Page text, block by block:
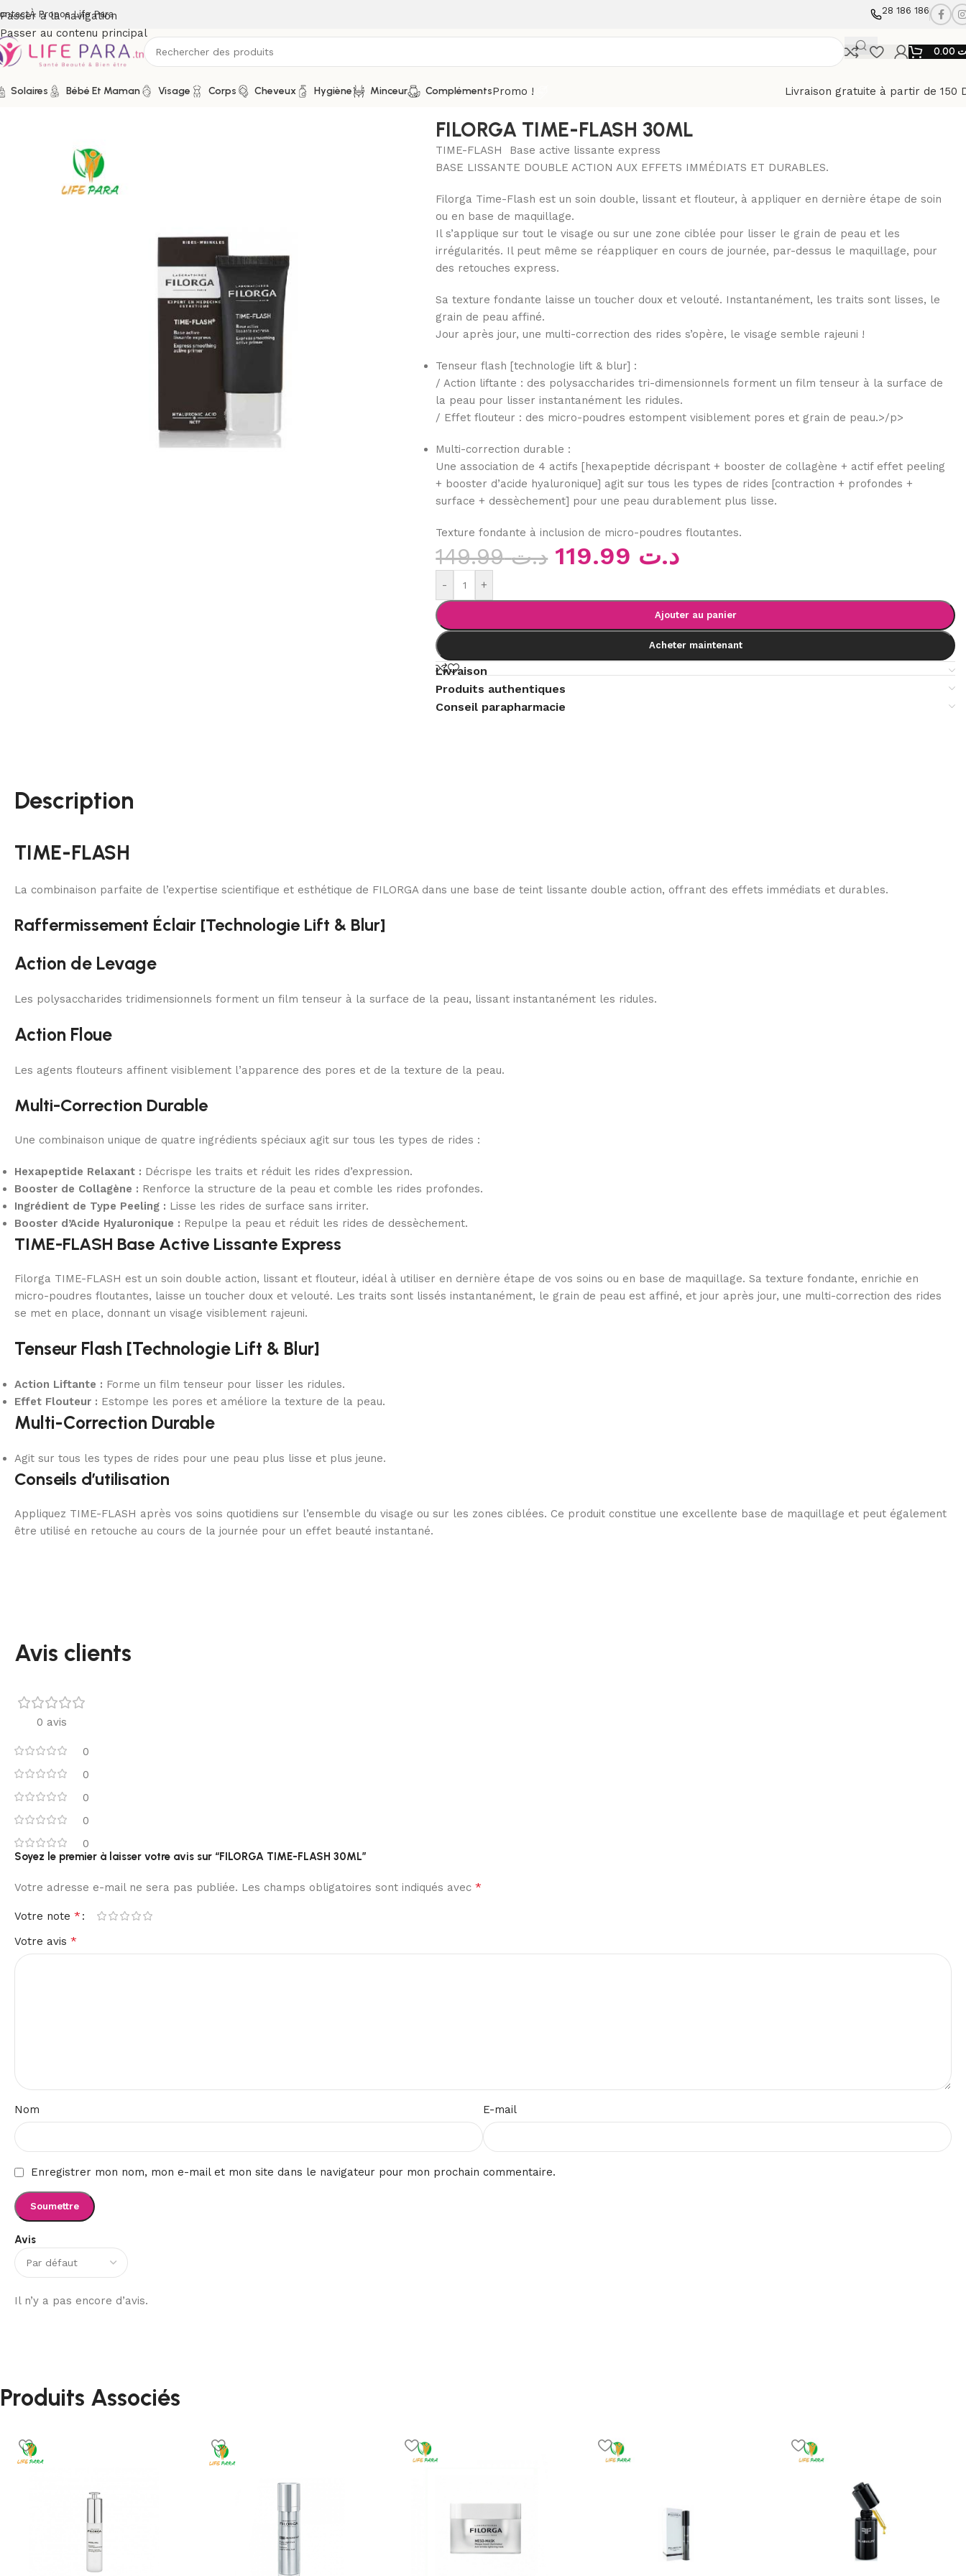
Passer à la navigation
Passer au contenu principal
À Propos Life Para 28 186 186
Solaires Bébé Et Maman Visage Corps Cheveux Hygiène Minceur ComplémentsPromo !
Livraison gratuite à partir de 150
/Boutique Soins anti-âge et anti-rides Rides installées FILORGA TIME-FLASH 30ML
FILORGA TIME-FLASH 30ML
TIME-FLASH Base active lissante express
BASE LISSANTE DOUBLE ACTION AUX EFFETS IMMÉDIATS ET DURABLES.
Filorga Time-Flash est un soin double, lissant et flouteur, à appliquer en dernière étape de soin
ou en base de maquillage.
Il s’applique sur tout le visage ou sur une zone ciblée pour lisser le grain de peau et les
irrégularités. Il peut même se réappliquer en cours de journée, par-dessus le maquillage, pour
des retouches express.
Sa texture fondante laisse un toucher doux et velouté. Instantanément, les traits sont lisses, le
grain de peau affiné.
Jour après jour, une multi-correction des rides s’opère, le visage semble rajeuni !
Tenseur flash [technologie lift & blur] :
/ Action liftante : des polysaccharides tri-dimensionnels forment un film tenseur à la surface de
la peau pour lisser instantanément les ridules.
/ Effet flouteur : des micro-poudres estompent visiblement pores et grain de peau.>/p>
Multi-correction durable :
Une association de 4 actifs [hexapeptide décrispant + booster de collagène + actif effet peeling
+ booster d’acide hyaluronique] agit sur tous les types de rides [contraction + profondes +
surface + dessèchement] pour une peau durablement plus lisse.
Texture fondante à inclusion de micro-poudres floutantes.
د.ت149.99 د.ت
- +
Ajouter au panier
Acheter maintenant
Livraison
Produits authentiques
Conseil parapharmacie
Description
TIME-FLASH
La combinaison parfaite de l’expertise scientifique et esthétique de FILORGA dans une base de teint lissante double action, offrant des effets immédiats et durables.
Raffermissement Éclair [Technologie Lift & Blur]
Action de Levage
Les polysaccharides tridimensionnels forment un film tenseur à la surface de la peau, lissant instantanément les ridules.
Action Floue
Les agents flouteurs affinent visiblement l’apparence des pores et de la texture de la peau.
Multi-Correction Durable
Une combinaison unique de quatre ingrédients spéciaux agit sur tous les types de rides :
Hexapeptide Relaxant : Décrispe les traits et réduit les rides d’expression.
Booster de Collagène : Renforce la structure de la peau et comble les rides profondes.
Ingrédient de Type Peeling : Lisse les rides de surface sans irriter.
Booster d’Acide Hyaluronique : Repulpe la peau et réduit les rides de dessèchement.
TIME-FLASH Base Active Lissante Express
Filorga TIME-FLASH est un soin double action, lissant et flouteur, idéal à utiliser en dernière étape de vos soins ou en base de maquillage. Sa texture fondante, enrichie en
micro-poudres floutantes, laisse un toucher doux et velouté. Les traits sont lissés instantanément, le grain de peau est affiné, et jour après jour, une multi-correction des rides
se met en place, donnant un visage visiblement rajeuni.
Tenseur Flash [Technologie Lift & Blur]
Action Liftante : Forme un film tenseur pour lisser les ridules.
Effet Flouteur : Estompe les pores et améliore la texture de la peau.
Multi-Correction Durable
Agit sur tous les types de rides pour une peau plus lisse et plus jeune.
Conseils d’utilisation
Appliquez TIME-FLASH après vos soins quotidiens sur l’ensemble du visage ou sur les zones ciblées. Ce produit constitue une excellente base de maquillage et peut également
être utilisé en retouche au cours de la journée pour un effet beauté instantané.
Avis clients
0 avis
0
0
0
0
0
Avis
Il n’y a pas encore d’avis.
Soyez le premier à laisser votre avis sur “FILORGA TIME-FLASH 30ML”
Votre adresse e-mail ne sera pas publiée. Les champs obligatoires sont indiqués avec *
Votre note *
Votre avis *
Nom E-mail
Enregistrer mon nom, mon e-mail et mon site dans le navigateur pour mon prochain commentaire.
Produits Associés